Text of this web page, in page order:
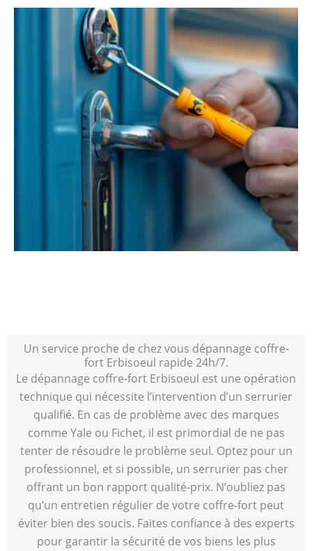
Un service proche de chez vous dépannage coffre-
fort Erbisoeul rapide 24h/7.
Le dépannage coffre-fort Erbisoeul est une opération
technique qui nécessite l’intervention d’un serrurier
qualifié. En cas de problème avec des marques
comme Yale ou Fichet, il est primordial de ne pas
tenter de résoudre le problème seul. Optez pour un
professionnel, et si possible, un serrurier pas cher
offrant un bon rapport qualité-prix. N’oubliez pas
qu’un entretien régulier de votre coffre-fort peut
éviter bien des soucis. Faites confiance à des experts
pour garantir la sécurité de vos biens les plus